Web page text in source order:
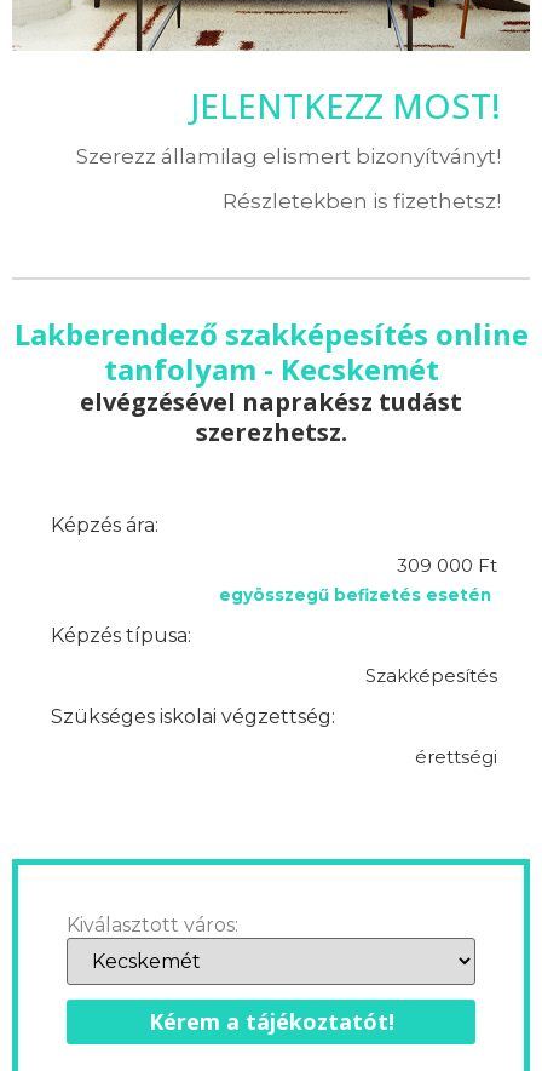
JELENTKEZZ MOST!
Szerezz államilag elismert bizonyítványt!
Részletekben is fizethetsz!
Lakberendező szakképesítés online
tanfolyam - Kecskemét
elvégzésével naprakész tudást
szerezhetsz.
Képzés ára:
309 000 Ft
egyösszegű befizetés esetén
Képzés típusa:
Szakképesítés
Szükséges iskolai végzettség:
érettségi
Kiválasztott város:
Kérem a tájékoztatót!